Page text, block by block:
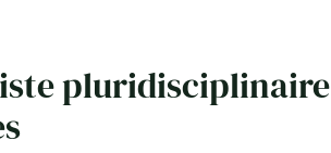
pluridisciplinaire